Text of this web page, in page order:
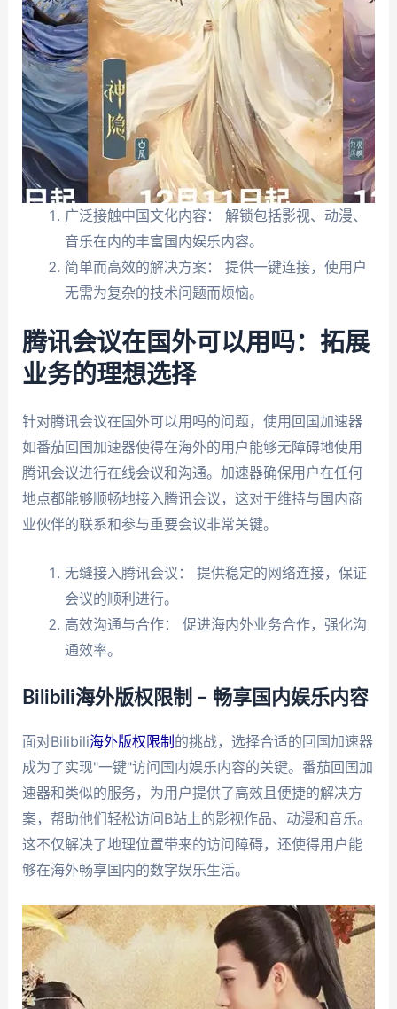
广泛接触中国文化内容： 解锁包括影视、动漫、
音乐在内的丰富国内娱乐内容。
简单而高效的解决方案： 提供一键连接，使用户
无需为复杂的技术问题而烦恼。
腾讯会议在国外可以用吗：拓展
业务的理想选择
针对腾讯会议在国外可以用吗的问题，使用回国加速器
如番茄回国加速器使得在海外的用户能够无障碍地使用
腾讯会议进行在线会议和沟通。加速器确保用户在任何
地点都能够顺畅地接入腾讯会议，这对于维持与国内商
业伙伴的联系和参与重要会议非常关键。
无缝接入腾讯会议： 提供稳定的网络连接，保证
会议的顺利进行。
高效沟通与合作： 促进海内外业务合作，强化沟
通效率。
Bilibili海外版权限制 – 畅享国内娱乐内容
面对Bilibili海外版权限制的挑战，选择合适的回国加速器
成为了实现"一键"访问国内娱乐内容的关键。番茄回国加
速器和类似的服务，为用户提供了高效且便捷的解决方
案，帮助他们轻松访问B站上的影视作品、动漫和音乐。
这不仅解决了地理位置带来的访问障碍，还使得用户能
够在海外畅享国内的数字娱乐生活。